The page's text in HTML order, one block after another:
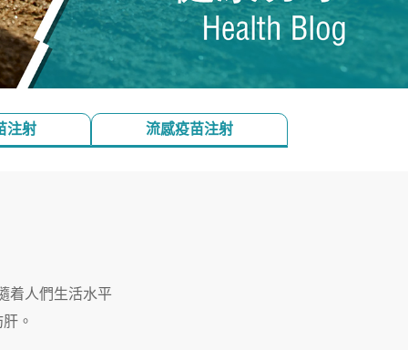
注射 流感疫苗注射
着人們生活水平
。